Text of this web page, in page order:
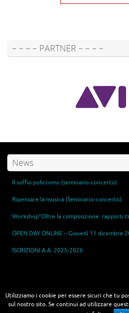
– – – – PARTNER – – – –
News
Il soffio policromo (seminario-concerto)
Ripensare la musica (Seminario-concerto)
Workshop”Oltre la composizione: rapporti
OPEN DAY ONLINE – Giovedì 11 dicembre
ISCRIZIONI A.A. 2025-2026
Utilizziamo i cookie per essere sicuri che tu
sul nostro sito. Se continui ad utilizzare